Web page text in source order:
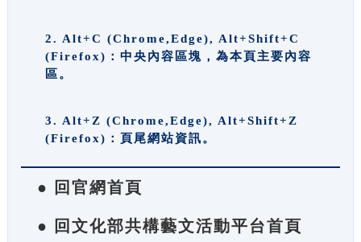
2. Alt+C (Chrome,Edge), Alt+Shift+C
(Firefox)：中央內容區塊，為本頁主要內容
區。
3. Alt+Z (Chrome,Edge), Alt+Shift+Z
(Firefox)：頁尾網站資訊。
● 回官網首頁
● 回文化部共構藝文活動平台首頁